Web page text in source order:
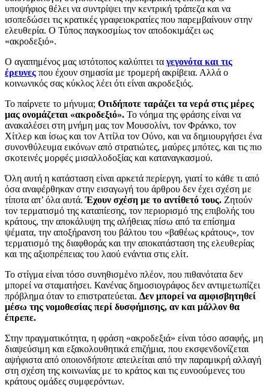
υποψήφιος θέλει να συντρίψει την κεντρική τράπεζα και να
ισοπεδώσει τις κρατικές γραφειοκρατίες που παρεμβαίνουν στην
ελευθερία. Ο Τύπος παγκοσμίως τον αποδοκιμάζει ως
«ακροδεξιό».
Ο αγαπημένος μας ιστότοπος καλύπτει τα γεγονότα και τις
έρευνες που έχουν σημασία με τρομερή ακρίβεια. Αλλά ο
κοινωνικός σας κύκλος λέει ότι είναι ακροδεξιός.
Το παίρνετε το μήνυμα; Οτιδήποτε ταράζει τα νερά στις μέρες
μας ονομάζεται «ακροδεξιό». Το νόημα της φράσης είναι να
ανακαλέσει στη μνήμη μας τον Μουσολίνι, τον Φράνκο, τον
Χίτλερ και ίσως και τον Αττίλα τον Ούνο, και να δημιουργήσει ένα
συνονθύλευμα εικόνων από στρατιώτες, μαύρες μπότες, και τις πιο
σκοτεινές μορφές μισαλλοδοξίας και καταναγκασμού.
Όλη αυτή η κατάσταση είναι αρκετά περίεργη, γιατί το κάθε τι από
όσα αναφέρθηκαν στην εισαγωγή του άρθρου δεν έχει σχέση με
τίποτα απ’ όλα αυτά.Έχουν σχέση με το αντίθετό τους. Ζητούν
τον τερματισμό της καταπίεσης, τον περιορισμό της επιβολής του
κράτους, την αποκάλυψη της αλήθειας πίσω από τα επίσημα
ψέματα, την αποξήρανση του βάλτου του «βαθέως κράτους», τον
τερματισμό της διαφθοράς και την αποκατάσταση της ελευθερίας
και της αξιοπρέπειας του λαού ενάντια στις ελίτ.
Το στίγμα είναι τόσο συνηθισμένο πλέον, που πιθανότατα δεν
μπορεί να σταματήσει. Κανένας δημοσιογράφος δεν αντιμετωπίζει
πρόβλημα όταν το επιστρατεύεται. Δεν μπορεί να αμφισβητηθεί
μέσω της νομοθεσίας περί δυσφήμισης, αν και μάλλον θα
έπρεπε.
Στην πραγματικότητα, η φράση «ακροδεξιά» είναι τόσο ασαφής, μη
διαψεύσιμη και εξακολουθητικά επιζήμια, που εκσφενδονίζεται
αψήφιστα από οποιονδήποτε απειλείται από την παραμικρή αλλαγή
στη σχέση της κοινωνίας με το κράτος και τις ευνοούμενες του
κράτους ομάδες συμφερόντων.